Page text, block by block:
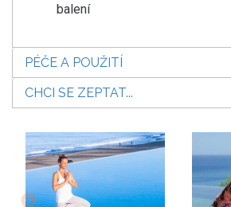
balení
PÉČE A POUŽITÍ
CHCI SE ZEPTAT...